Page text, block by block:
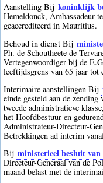
Aanstelling Bij koninklijk
Hemeldonck, Ambassadeur
geaccrediteerd in Mauritius.
Behoud in dienst Bij
Ph. de Schoutheete de
Vertegenwoordiger bij de
leeftijdsgrens van 65 jaar tot
Interimaire aanstellingen Bij
einde gesteld aan de
tweede administratieve
het Hoofdbestuur en
Administrateur-Directeur-
Betrekkingen ad interim
Bij ministerieel besluit van
Directeur-Generaal van de
maand belast met de